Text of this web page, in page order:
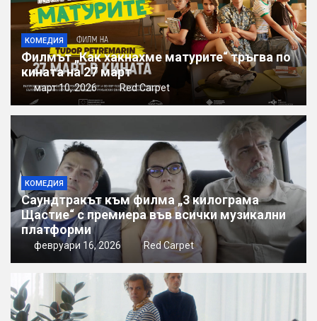
КОМЕДИЯ
Филмът „Как хакнахме матурите“ тръгва по
кината на 27 март
март 10, 2026 Red Carpet
КОМЕДИЯ
Саундтракът към филма „3 килограма
Щастие“ с премиера във всички музикални
платформи
февруари 16, 2026 Red Carpet